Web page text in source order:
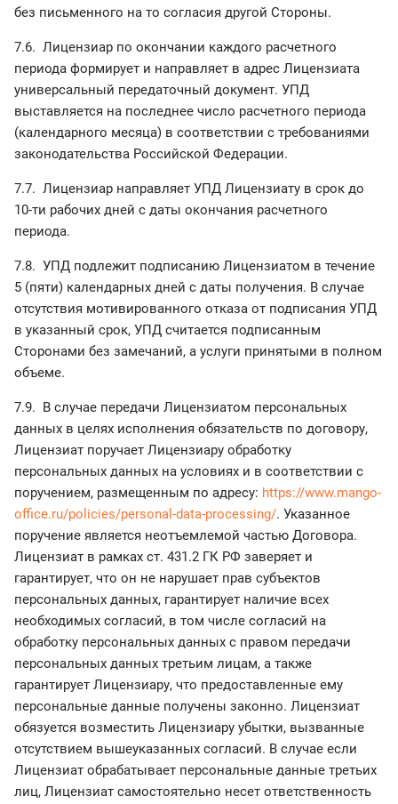
без письменного на то согласия другой Стороны.
7.6. Лицензиар по окончании каждого расчетного
периода формирует и направляет в адрес Лицензиата
универсальный передаточный документ. УПД
выставляется на последнее число расчетного периода
(календарного месяца) в соответствии с требованиями
законодательства Российской Федерации.
7.7. Лицензиар направляет УПД Лицензиату в срок до
10-ти рабочих дней с даты окончания расчетного
периода.
7.8. УПД подлежит подписанию Лицензиатом в течение
5 (пяти) календарных дней с даты получения. В случае
отсутствия мотивированного отказа от подписания УПД
в указанный срок, УПД считается подписанным
Сторонами без замечаний, а услуги принятыми в полном
объеме.
7.9. В случае передачи Лицензиатом персональных
данных в целях исполнения обязательств по договору,
Лицензиат поручает Лицензиару обработку
персональных данных на условиях и в соответствии с
поручением, размещенным по адресу: https://www.mango-
office.ru/policies/personal-data-processing/. Указанное
поручение является неотъемлемой частью Договора.
Лицензиат в рамках ст. 431.2 ГК РФ заверяет и
гарантирует, что он не нарушает прав субъектов
персональных данных, гарантирует наличие всех
необходимых согласий, в том числе согласий на
обработку персональных данных с правом передачи
персональных данных третьим лицам, а также
гарантирует Лицензиару, что предоставленные ему
персональные данные получены законно. Лицензиат
обязуется возместить Лицензиару убытки, вызванные
отсутствием вышеуказанных согласий. В случае если
Лицензиат обрабатывает персональные данные третьих
лиц, Лицензиат самостоятельно несет ответственность